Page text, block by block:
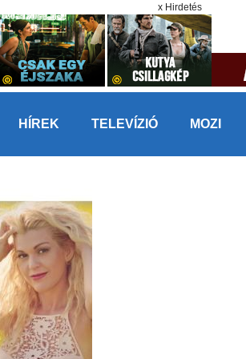
x Hirdetés
HÍREK TELEVÍZIÓ MOZI